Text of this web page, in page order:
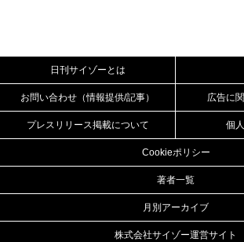
日刊サイゾーとは
お問い合わせ（情報提供/記事） 広告に
プレスリリース掲載について 個
Cookieポリシー
著者一覧
月別アーカイブ
株式会社サイゾー運営サイト